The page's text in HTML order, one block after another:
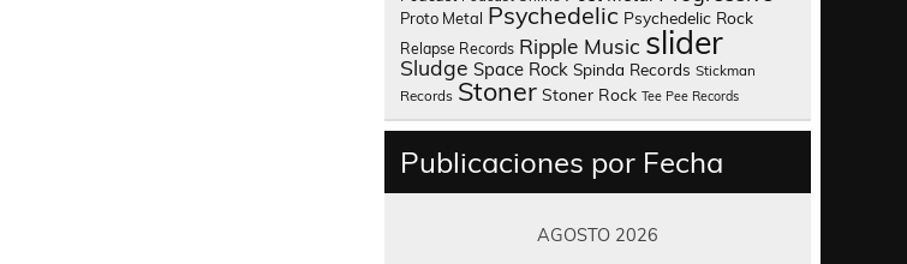
Proto Metal Psychedelic Psychedelic Rock
Relapse Records Ripple Music slider
Sludge Space Rock Spinda Records Stickman
Records Stoner Stoner Rock Tee Pee Records
Publicaciones por Fecha
AGOSTO 2026